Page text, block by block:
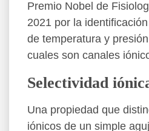
Premio Nobel de
2021 por la
de temperatura y
cuales son canales
Selectividad
Una propiedad que
iónicos de un simple